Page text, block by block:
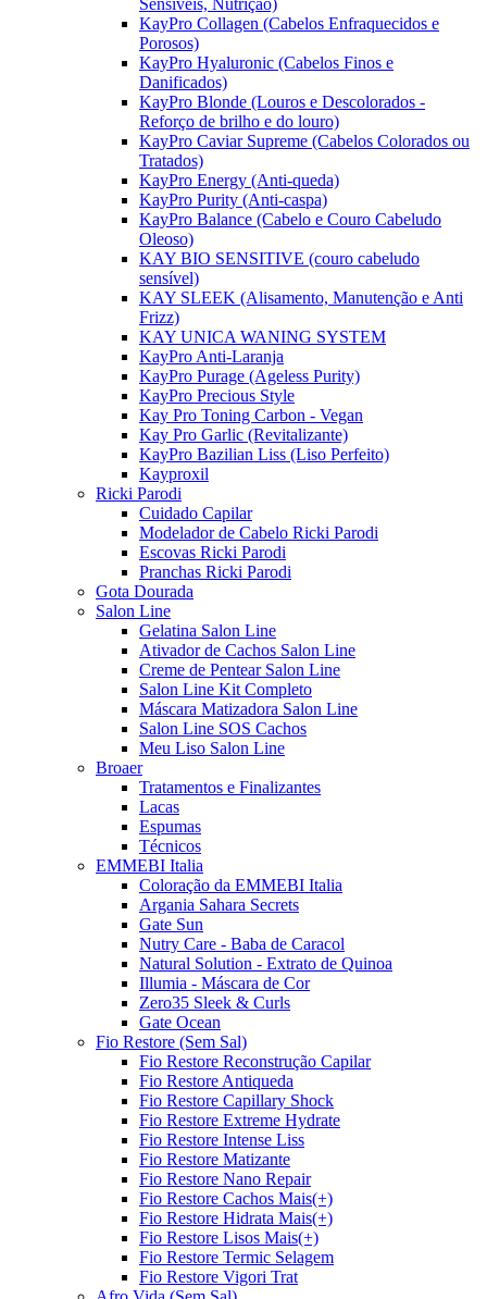
Sensíveis, Nutrição)
KayPro Collagen (Cabelos Enfraquecidos e
Porosos)
KayPro Hyaluronic (Cabelos Finos e
Danificados)
KayPro Blonde (Louros e Descolorados -
Reforço de brilho e do louro)
KayPro Caviar Supreme (Cabelos Colorados ou
Tratados)
KayPro Energy (Anti-queda)
KayPro Purity (Anti-caspa)
KayPro Balance (Cabelo e Couro Cabeludo
Oleoso)
KAY BIO SENSITIVE (couro cabeludo
sensível)
KAY SLEEK (Alisamento, Manutenção e Anti
Frizz)
KAY UNICA WANING SYSTEM
KayPro Anti-Laranja
KayPro Purage (Ageless Purity)
KayPro Precious Style
Kay Pro Toning Carbon - Vegan
Kay Pro Garlic (Revitalizante)
KayPro Bazilian Liss (Liso Perfeito)
Kayproxil
Ricki Parodi
Cuidado Capilar
Modelador de Cabelo Ricki Parodi
Escovas Ricki Parodi
Pranchas Ricki Parodi
Gota Dourada
Salon Line
Gelatina Salon Line
Ativador de Cachos Salon Line
Creme de Pentear Salon Line
Salon Line Kit Completo
Máscara Matizadora Salon Line
Salon Line SOS Cachos
Meu Liso Salon Line
Broaer
Tratamentos e Finalizantes
Lacas
Espumas
Técnicos
EMMEBI Italia
Coloração da EMMEBI Italia
Argania Sahara Secrets
Gate Sun
Nutry Care - Baba de Caracol
Natural Solution - Extrato de Quinoa
Illumia - Máscara de Cor
Zero35 Sleek & Curls
Gate Ocean
Fio Restore (Sem Sal)
Fio Restore Reconstrução Capilar
Fio Restore Antiqueda
Fio Restore Capillary Shock
Fio Restore Extreme Hydrate
Fio Restore Intense Liss
Fio Restore Matizante
Fio Restore Nano Repair
Fio Restore Cachos Mais(+)
Fio Restore Hidrata Mais(+)
Fio Restore Lisos Mais(+)
Fio Restore Termic Selagem
Fio Restore Vigori Trat